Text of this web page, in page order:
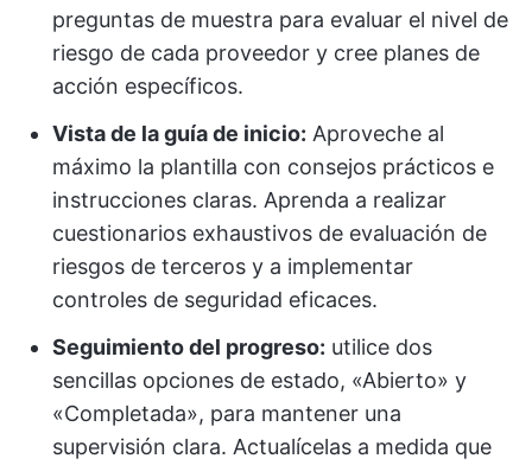
preguntas de muestra para evaluar el nivel de
riesgo de cada proveedor y cree planes de
acción específicos.
Vista de la guía de inicio: Aproveche al
máximo la plantilla con consejos prácticos e
instrucciones claras. Aprenda a realizar
cuestionarios exhaustivos de evaluación de
riesgos de terceros y a implementar
controles de seguridad eficaces.
Seguimiento del progreso: utilice dos
sencillas opciones de estado, «Abierto» y
«Completada», para mantener una
supervisión clara. Actualícelas a medida que